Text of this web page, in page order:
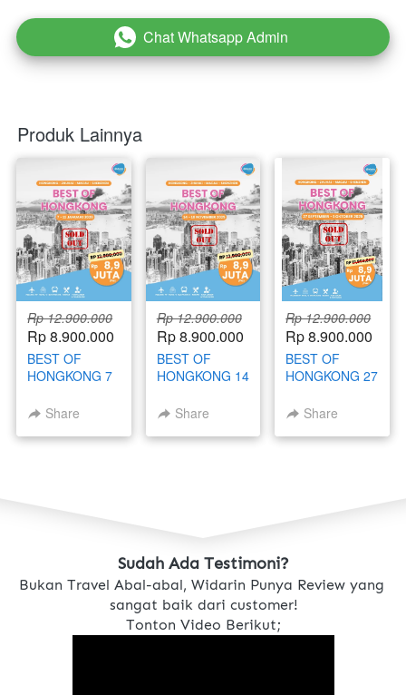
` Chat Whatsapp Admin
Produk Lainnya
Rp 12.900.000
Rp 8.900.000
BEST OF
HONGKONG 7
2026Share
Rp 12.900.000
Rp 8.900.000
BEST OF
HONGKONG 14
NOVEMBER
Share
Rp 12.900.000
Rp 8.900.000
BEST OF
HONGKONG 27
1 OKTOBER
Share
Sudah Ada Testimoni?
Bukan Travel Abal-abal, Widarin Punya Review yang
sangat baik dari customer!
Tonton Video Berikut;